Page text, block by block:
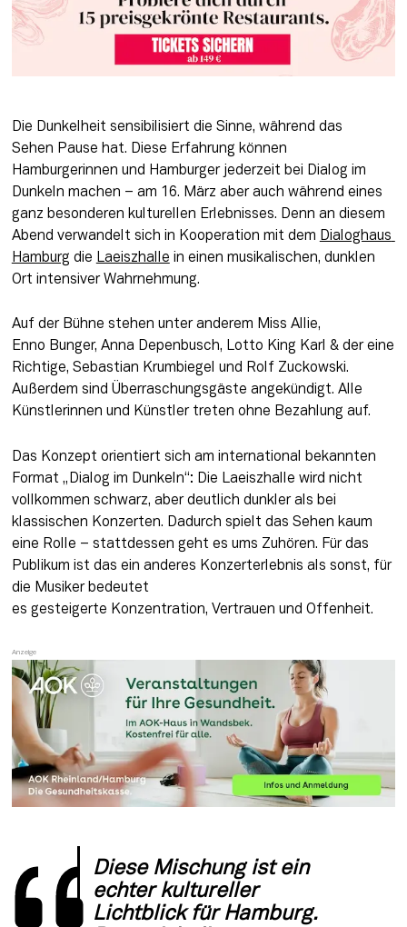
Die Dunkelheit sensibilisiert die Sinne, während das
Sehen Pause hat. Diese Erfahrung können
Hamburgerinnen und Hamburger jederzeit bei Dialog im
Dunkeln machen – am 16. März aber auch während eines
ganz besonderen kulturellen Erlebnisses. Denn an diesem
Abend verwandelt sich in Kooperation mit dem
Dialoghaus
Hamburg die Laeiszhalle in einen musikalischen, dunklen
Ort intensiver Wahrnehmung.
Auf der Bühne stehen unter anderem Miss Allie,
Enno Bunger, Anna Depenbusch, Lotto King Karl & der eine
Richtige, Sebastian Krumbiegel und Rolf Zuckowski.
Außerdem sind Überraschungsgäste angekündigt. Alle
Künstlerinnen und Künstler treten ohne Bezahlung auf.
Das Konzept orientiert sich am international bekannten
Format „Dialog im Dunkeln“: Die Laeiszhalle wird nicht
vollkommen schwarz, aber deutlich dunkler als bei
klassischen Konzerten. Dadurch spielt das Sehen kaum
eine Rolle – stattdessen geht es ums Zuhören. Für das
Publikum ist das ein anderes Konzerterlebnis als sonst, für
die Musiker bedeutet
es gesteigerte Konzentration, Vertrauen und Offenheit.
Diese Mischung ist ein
echter kultureller
Lichtblick für Hamburg.